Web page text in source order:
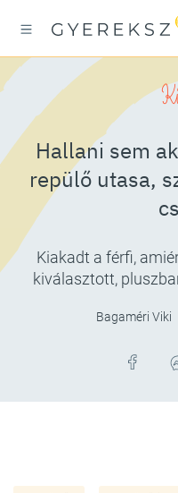
Hallani sem
repülő utasa,
Kiakadt a férfi,
kiválasztott,
Bagaméri Viki